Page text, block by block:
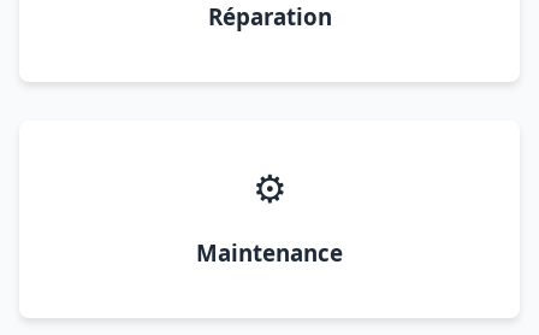
Réparation
⚙️
Maintenance